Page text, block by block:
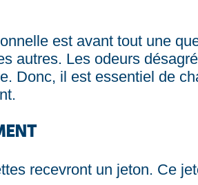
est avant tout une
autres. Les odeurs
Donc, il est essentiel de
recevront un jeton. Ce